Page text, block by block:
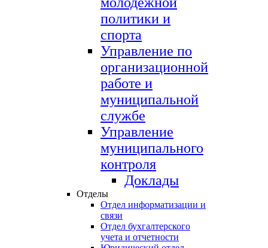
политики и
спорта
Управление по
организационной
работе и
муниципальной
службе
Управление
муниципального
контроля
Доклады
Отделы
Отдел информатизации и
связи
Отдел бухгалтерского
учета и отчетности